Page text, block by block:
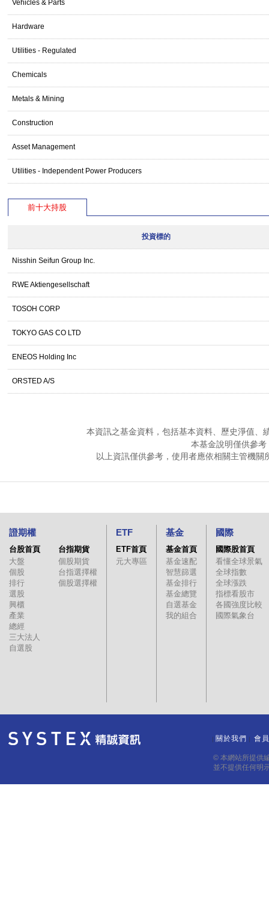
Vehicles & Parts
Hardware
Utilities - Regulated
Chemicals
Metals & Mining
Construction
Asset Management
Utilities - Independent Power Producers
前十大持股
投資標的
Nisshin Seifun Group Inc.
RWE Aktiengesellschaft
TOSOH CORP
TOKYO GAS CO LTD
ENEOS Holding Inc
ORSTED A/S
本資訊之基金資料，包括基本資料、歷史淨值、
本基金說明僅供參
以上資訊僅供參考，使用者應依相關主管機
證期權
台股首頁
大盤
個股
排行
選股
興櫃
產業
總經
三大法人
自選股
台指期貨
個股期貨
台指選擇權
個股選擇權
ETF
ETF首頁
元大專區
基金
基金首頁
基金速配
智慧篩選
基金排行
基金總覽
自選基金
我的組合
國際
國際股首頁
看懂全球景氣
全球指數
全球漲跌
指標看股市
各國強度比較
國際氣象台
關於我們 會
© 本網站所提供
並不提供任何明